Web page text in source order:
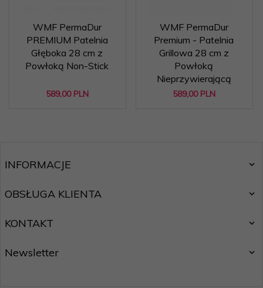
WMF PermaDur
PREMIUM Patelnia
Głęboka 28 cm z
Powłoką Non-Stick
589,00 PLN
WMF PermaDur
Premium - Patelnia
Grillowa 28 cm z
Powłoką
Nieprzywierającą
589,00 PLN
INFORMACJE
OBSŁUGA KLIENTA
KONTAKT
Newsletter